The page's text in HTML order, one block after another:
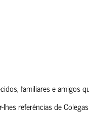
familiares e amigos
referências de